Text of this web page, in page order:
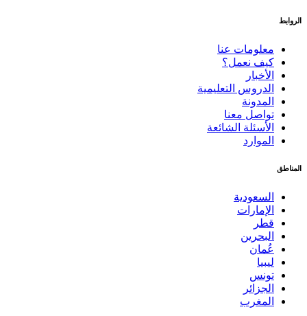
الروابط
معلومات عنا
كيف نعمل؟
الأخبار
الدروس التعليمية
المدونة
تواصل معنا
الأسئلة الشائعة
الموارد
المناطق
السعودية
الإمارات
قطر
البحرين
عُمان
ليبيا
تونس
الجزائر
المغرب